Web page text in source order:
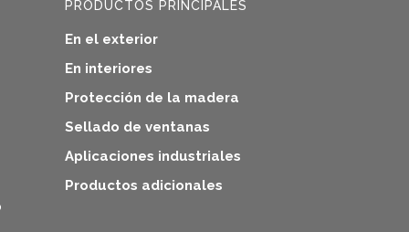
PRODUCTOS PRINCIPALES
En el exterior
En interiores
Protección de la madera
Sellado de ventanas
Aplicaciones industriales
Productos adicionales